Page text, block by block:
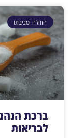
החולה וסביבתו
ברכת
לבריאות